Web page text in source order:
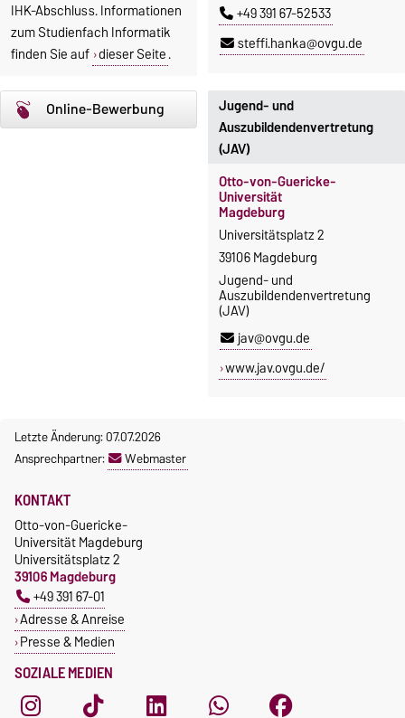
+49 391 67-52533
steffi.hanka@ovgu.de
Online-Bewerbung
Jugend- und
Auszubildendenvertretung
(JAV)
Otto-von-Guericke-
Universität
Magdeburg
Universitätsplatz 2
39106 Magdeburg
Jugend- und
Auszubildendenvertretung
(JAV)
jav@ovgu.de
www.jav.ovgu.de/
IHK-Abschluss. Informationen
zum Studienfach Informatik
finden Sie auf dieser Seite.
Letzte Änderung: 07.07.2026
Ansprechpartner:
Webmaster
SOZIALE MEDIEN
KONTAKT
Otto-von-Guericke-
Universität Magdeburg
Universitätsplatz 2
39106 Magdeburg
+49 391 67-01
Adresse & Anreise
Presse & Medien